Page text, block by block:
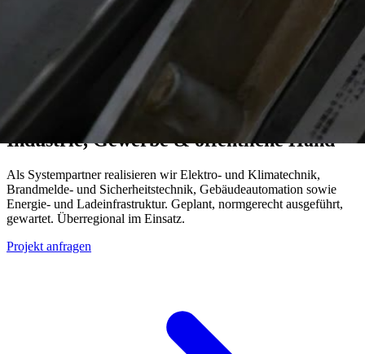
MRV-Gruppe · Technische Gebäudeausrüstung
Technische Gebäudeausrüstung für
Industrie, Gewerbe & öffentliche Hand
Als Systempartner realisieren wir Elektro- und Klimatechnik,
Brandmelde- und Sicherheitstechnik, Gebäudeautomation sowie
Energie- und Ladeinfrastruktur. Geplant, normgerecht ausgeführt,
gewartet. Überregional im Einsatz.
Projekt anfragen